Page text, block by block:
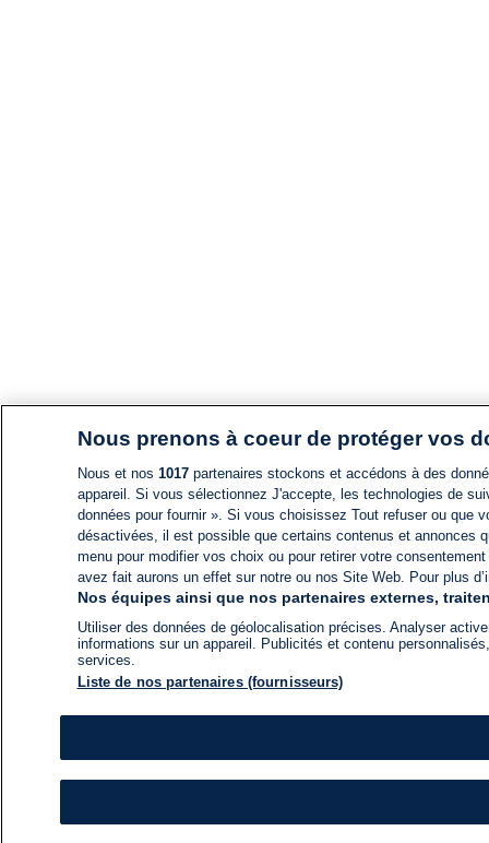
Nous prenons à coeur de protéger vos
Nous et nos 1017partenaires stockons et accédons à des
appareil. Si vous sélectionnez J'accepte, les technologies de
données pour fournir ». Si vous choisissez Tout refuser ou
désactivées, il est possible que certains contenus et annonces
menu pour modifier vos choix ou pour retirer votre
avez fait aurons un effet sur notre ou nos Site Web. Pour plus
Nos équipes ainsi que nos partenaires externes,
Utiliser des données de géolocalisation précises. Analyser
informations sur un appareil. Publicités et contenu
services.
Liste de nos partenaires (fournisseurs)